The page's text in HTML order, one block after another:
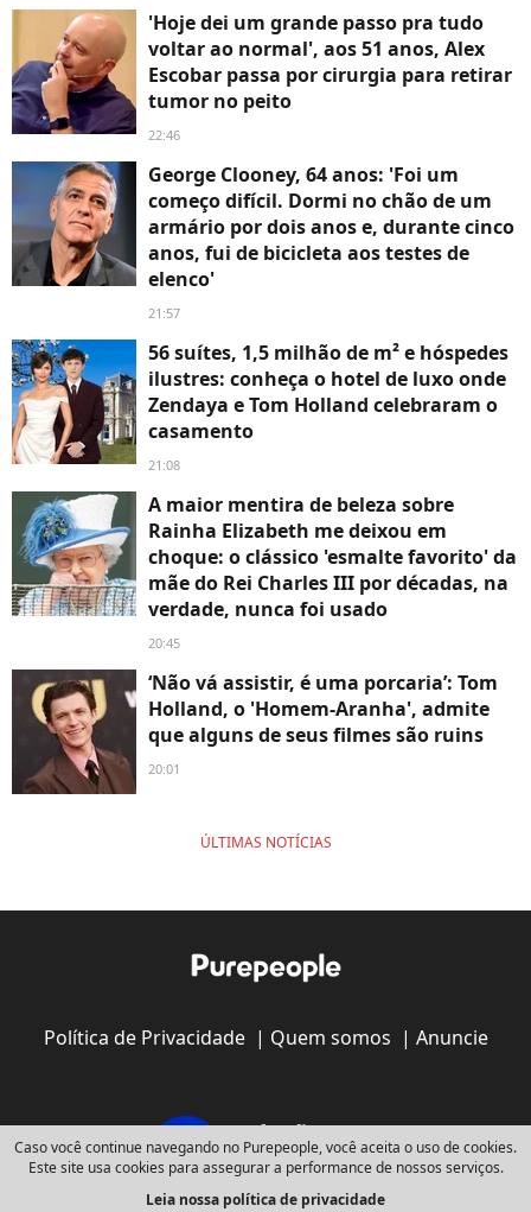
'Hoje dei um grande passo pra tudo
voltar ao normal', aos 51 anos, Alex
Escobar passa por cirurgia para retirar
tumor no peito
22:46
George Clooney, 64 anos: 'Foi um
começo difícil. Dormi no chão de um
armário por dois anos e, durante cinco
anos, fui de bicicleta aos testes de
elenco'
21:57
56 suítes, 1,5 milhão de m² e hóspedes
ilustres: conheça o hotel de luxo onde
Zendaya e Tom Holland celebraram o
casamento
21:08
A maior mentira de beleza sobre
Rainha Elizabeth me deixou em
choque: o clássico 'esmalte favorito' da
mãe do Rei Charles III por décadas, na
verdade, nunca foi usado
20:45
‘Não vá assistir, é uma porcaria’: Tom
Holland, o 'Homem-Aranha', admite
que alguns de seus filmes são ruins
20:01
ÚLTIMAS NOTÍCIAS
Política de Privacidade| Quem somos | Anuncie
Caso você continue navegando no Purepeople, você aceita o uso de cookies.
Este site usa cookies para assegurar a performance de nossos serviços.
Leia nossa política de privacidade